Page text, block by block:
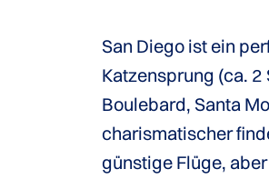
San Diego ist ein
Katzensprung (ca.
Boulebard, Santa
charismatischer
günstige Flüge,